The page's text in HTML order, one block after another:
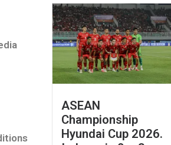
ASEAN
Championship
Hyundai Cup 2026.